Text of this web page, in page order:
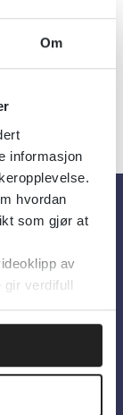
Om
informasjon
hvordan
som gjør at
av
gir verdifull